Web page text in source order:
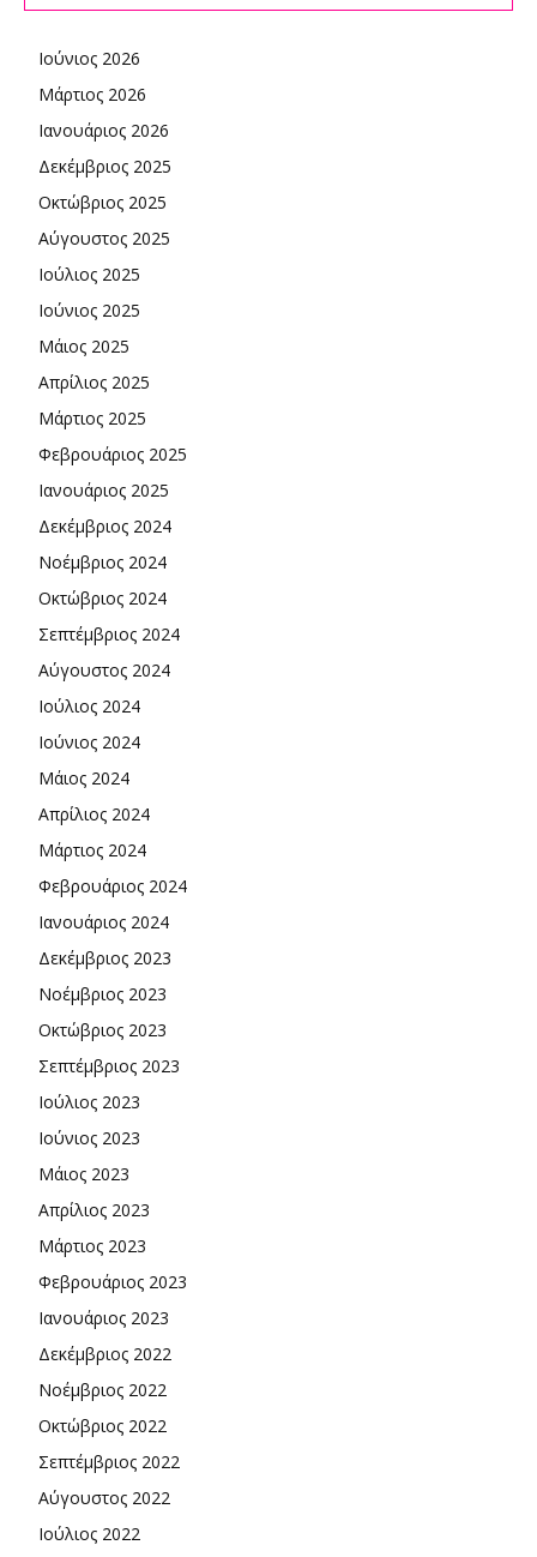
Ιούνιος 2026
Μάρτιος 2026
Ιανουάριος 2026
Δεκέμβριος 2025
Οκτώβριος 2025
Αύγουστος 2025
Ιούλιος 2025
Ιούνιος 2025
Μάιος 2025
Απρίλιος 2025
Μάρτιος 2025
Φεβρουάριος 2025
Ιανουάριος 2025
Δεκέμβριος 2024
Νοέμβριος 2024
Οκτώβριος 2024
Σεπτέμβριος 2024
Αύγουστος 2024
Ιούλιος 2024
Ιούνιος 2024
Μάιος 2024
Απρίλιος 2024
Μάρτιος 2024
Φεβρουάριος 2024
Ιανουάριος 2024
Δεκέμβριος 2023
Νοέμβριος 2023
Οκτώβριος 2023
Σεπτέμβριος 2023
Ιούλιος 2023
Ιούνιος 2023
Μάιος 2023
Απρίλιος 2023
Μάρτιος 2023
Φεβρουάριος 2023
Ιανουάριος 2023
Δεκέμβριος 2022
Νοέμβριος 2022
Οκτώβριος 2022
Σεπτέμβριος 2022
Αύγουστος 2022
Ιούλιος 2022